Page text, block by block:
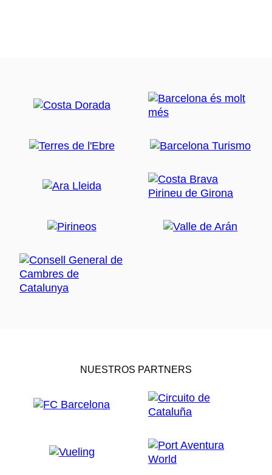
NUESTROS PARTNERS